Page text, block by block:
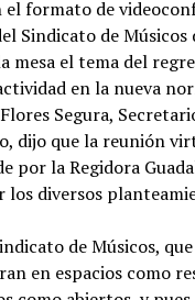
formato de
Sindicato de
mesa el tema del
en la nueva
Flores Segura,
dijo que la reunión
por la Regidora
los diversos
de Músicos,
en espacios como